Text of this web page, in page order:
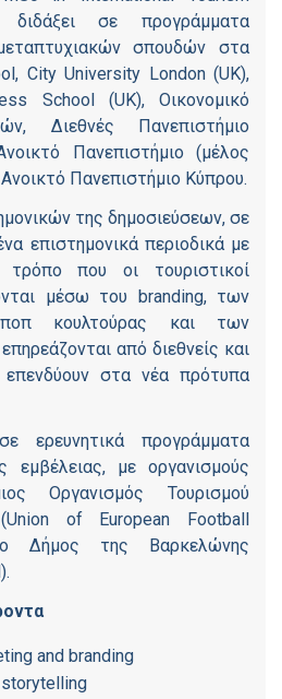
διδάξει σε προγράμματα
σπουδών στα
City University London (UK),
School (UK), Οικονομικό
Διεθνές Πανεπιστήμιο
Πανεπιστήμιο (μέλος
Πανεπιστήμιο Κύπρου.
της δημοσιεύσεων, σε
επιστημονικά περιοδικά με
που οι τουριστικοί
μέσω του branding, των
κουλτούρας και των
από διεθνείς και
επενδύουν στα νέα πρότυπα
ερευνητικά προγράμματα
εμβέλειας, με οργανισμούς
Οργανισμός Τουρισμού
of European Football
Δήμος της Βαρκελώνης
and branding